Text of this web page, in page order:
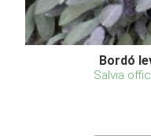
Bordó
Salvia